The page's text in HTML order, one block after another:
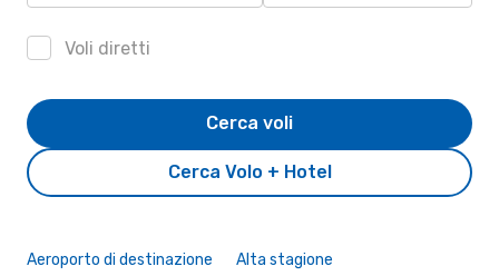
Voli diretti
Cerca Volo + Hotel
Cerca voli
Aeroporto di destinazione Alta stagione